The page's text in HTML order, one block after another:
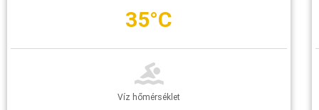
35°C
Víz hőmérséklet